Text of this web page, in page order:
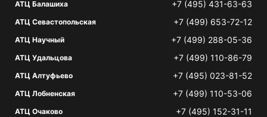
АТЦ Балашиха +7 (495) 431-63-63
АТЦ Севастопольская +7 (499) 653-72-12
АТЦ Научный +7 (499) 288-05-36
АТЦ Удальцова +7 (499) 110-86-79
АТЦ Алтуфьево +7 (495) 023-81-52
АТЦ Лобненская +7 (499) 110-53-06
АТЦ Очаково +7 (495) 152-31-11